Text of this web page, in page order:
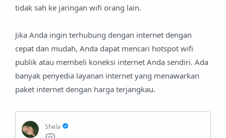
tidak sah ke jaringan wifi orang lain.
Jika Anda ingin terhubung dengan internet dengan
cepat dan mudah, Anda dapat mencari hotspot wifi
publik atau membeli koneksi internet Anda sendiri. Ada
banyak penyedia layanan internet yang menawarkan
paket internet dengan harga terjangkau.